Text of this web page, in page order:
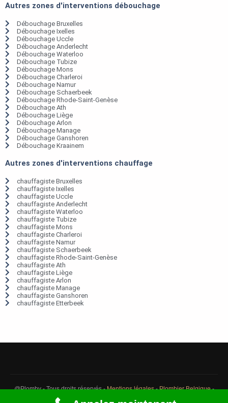
Autres zones d'interventions débouchage
Débouchage Bruxelles
Débouchage Ixelles
Débouchage Uccle
Débouchage Anderlecht
Débouchage Waterloo
Débouchage Tubize
Débouchage Mons
Débouchage Charleroi
Débouchage Namur
Débouchage Schaerbeek
Débouchage Rhode-Saint-Genèse
Débouchage Ath
Débouchage Liège
Débouchage Arlon
Débouchage Manage
Débouchage Ganshoren
Débouchage Kraainem
Autres zones d'interventions chauffage
chauffagiste Bruxelles
chauffagiste Ixelles
chauffagiste Uccle
chauffagiste Anderlecht
chauffagiste Waterloo
chauffagiste Tubize
chauffagiste Mons
chauffagiste Charleroi
chauffagiste Namur
chauffagiste Schaerbeek
chauffagiste Rhode-Saint-Genèse
chauffagiste Ath
chauffagiste Liège
chauffagiste Arlon
chauffagiste Manage
chauffagiste Ganshoren
chauffagiste Etterbeek
@Plomby - Tous droits réservés -Mentions légales-Plombier Belgique-
Débouchage Belgique